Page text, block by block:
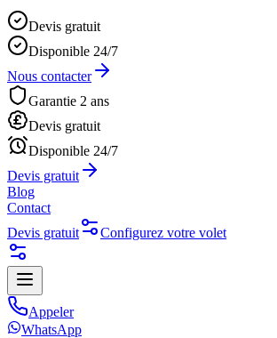
Devis gratuit
Disponible 24/7
Nous contacter
Garantie 2 ans
Devis gratuit
Disponible 24/7
Devis gratuit
Blog
Contact
Devis gratuit
Configurez votre volet
Appeler
WhatsApp